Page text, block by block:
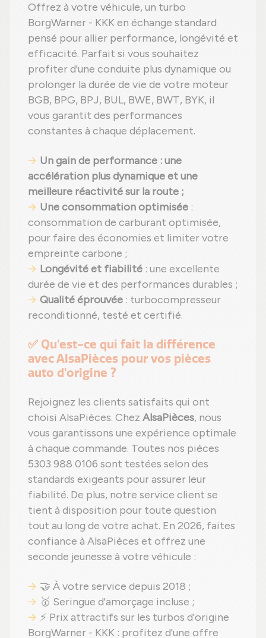
Offrez à votre véhicule, un turbo
BorgWarner - KKK en échange standard
pensé pour allier performance, longévité et
efficacité. Parfait si vous souhaitez
profiter d'une conduite plus dynamique ou
prolonger la durée de vie de votre moteur
BGB, BPG, BPJ, BUL, BWE, BWT, BYK, il
vous garantit des performances
constantes à chaque déplacement.
Un gain de performance : une
accélération plus dynamique et une
meilleure réactivité sur la route ;
Une consommation optimisée :
consommation de carburant optimisée,
pour faire des économies et limiter votre
empreinte carbone ;
Longévité et fiabilité : une excellente
durée de vie et des performances durables ;
Qualité éprouvée : turbocompresseur
reconditionné, testé et certifié.
✅ Qu'est-ce qui fait la différence
avec AlsaPièces pour vos pièces
auto d'origine ?
Rejoignez les clients satisfaits qui ont
choisi AlsaPièces. Chez AlsaPièces, nous
vous garantissons une expérience optimale
à chaque commande. Toutes nos pièces
5303 988 0106 sont testées selon des
standards exigeants pour assurer leur
fiabilité. De plus, notre service client se
tient à disposition pour toute question
tout au long de votre achat. En 2026, faites
confiance à AlsaPièces et offrez une
seconde jeunesse à votre véhicule :
🤝 À votre service depuis 2018 ;
🥇 Seringue d'amorçage incluse ;
⚡ Prix attractifs sur les turbos d'origine
BorgWarner - KKK : profitez d'une offre